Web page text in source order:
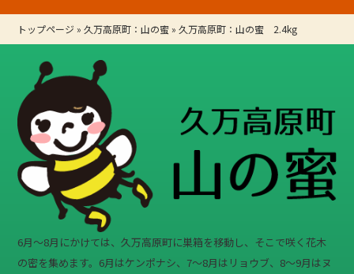
トップページ »久万高原町：山の蜜 »久万高原町：山の蜜 2.4kg
6月〜8月にかけては、久万高原町に巣箱を移動し、そこで咲く花木
の密を集めます。6月はケンポナシ、7〜8月はリョウブ、8〜9月はヌ